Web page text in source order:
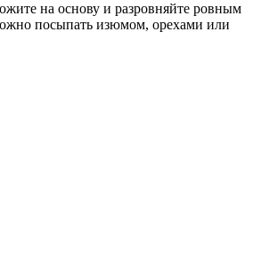
на основу и разровняйте ровным
посыпать изюмом, орехами или